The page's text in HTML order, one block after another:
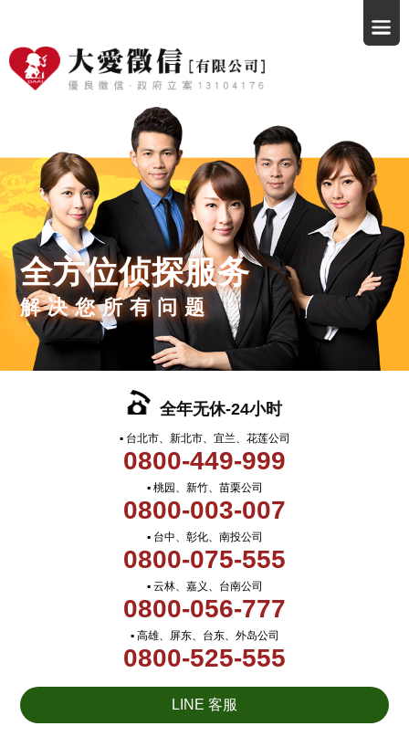
全方位侦探服务
解决您所有问题
全年无休-24小时
▪ 台北市、新北市、宜兰、花莲公司
0800-449-999
▪ 桃园、新竹、苗栗公司
0800-003-007
▪ 台中、彰化、南投公司
0800-075-555
▪ 云林、嘉义、台南公司
0800-056-777
▪ 高雄、屏东、台东、外岛公司
0800-525-555
LINE 客服